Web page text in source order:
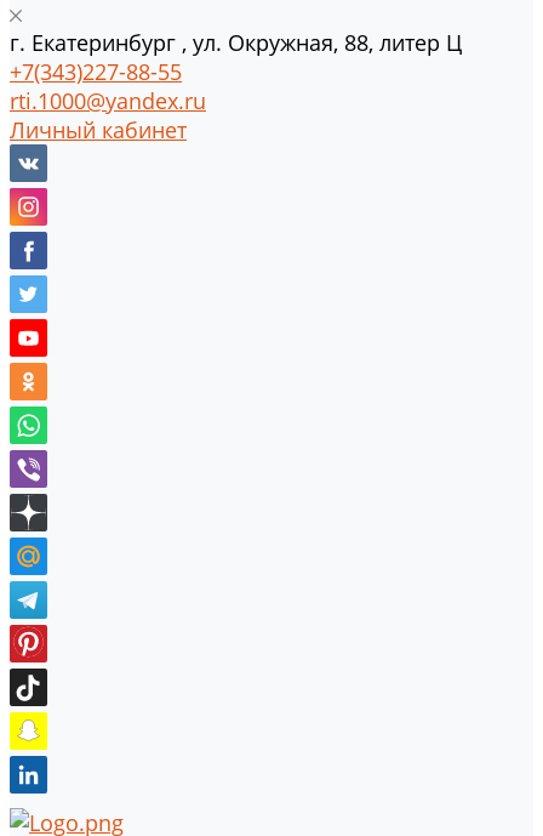
г. Екатеринбург , ул. Окружная, 88, литер Ц
+7(343)227-88-55
rti.1000@yandex.ru
Личный кабинет